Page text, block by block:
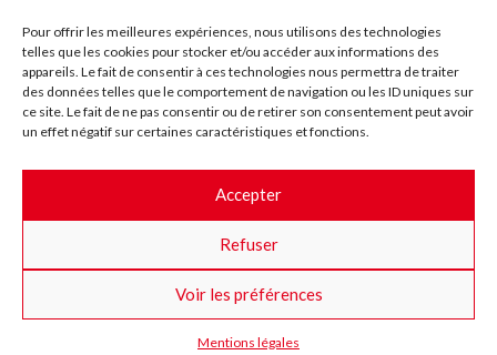
Pour offrir les meilleures expériences, nous utilisons des technologies
telles que les cookies pour stocker et/ou accéder aux informations des
appareils. Le fait de consentir à ces technologies nous permettra de traiter
des données telles que le comportement de navigation ou les ID uniques sur
ce site. Le fait de ne pas consentir ou de retirer son consentement peut avoir
un effet négatif sur certaines caractéristiques et fonctions.
Accepter
Refuser
Voir les préférences
Mentions légales
Plan du site
Contact
Accessibilité
Crédits
Les marchés publics
Suggestions & Améliorations
Facebook
InstaTwitterYoutube